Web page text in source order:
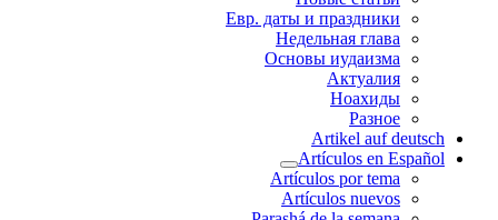
Евр. даты и праздники
Недельная глава
Основы иудаизма
Актуалия
Ноахиды
Разное
Artikel auf deutsch
Artículos en Español
Artículos por tema
Artículos nuevos